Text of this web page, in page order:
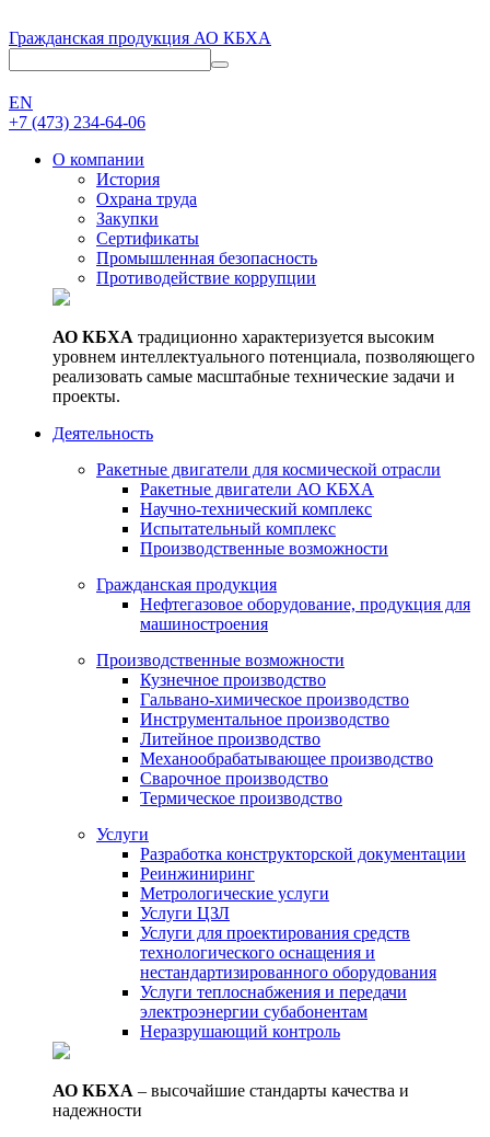
Гражданская продукция АО КБХА
EN
+7 (473) 234-64-06
О компании
История
Охрана труда
Закупки
Сертификаты
Промышленная безопасность
Противодействие коррупции
АО КБХА традиционно характеризуется высоким
уровнем интеллектуального потенциала, позволяющего
реализовать самые масштабные технические задачи и
проекты.
Деятельность
Ракетные двигатели для космической отрасли
Ракетные двигатели АО КБХА
Научно-технический комплекс
Испытательный комплекс
Производственные возможности
Гражданская продукция
Нефтегазовое оборудование, продукция для
машиностроения
Производственные возможности
Кузнечное производство
Гальвано-химическое производство
Инструментальное производство
Литейное производство
Механообрабатывающее производство
Сварочное производство
Термическое производство
Услуги
Разработка конструкторской документации
Реинжиниринг
Метрологические услуги
Услуги ЦЗЛ
Услуги для проектирования средств
технологического оснащения и
нестандартизированного оборудования
Услуги теплоснабжения и передачи
электроэнергии субабонентам
Неразрушающий контроль
АО КБХА – высочайшие стандарты качества и
надежности